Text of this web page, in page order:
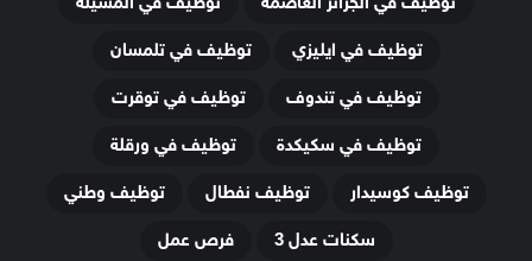
توظيف في ايليزي
توظيف في تلمسان
توظيف في تندوف
توظيف في توقرت
توظيف في سكيكدة
توظيف في ورقلة
توظيف كوسيدار
توظيف نفطال
توظيف وطني
سكنات عدل 3
فرص عمل